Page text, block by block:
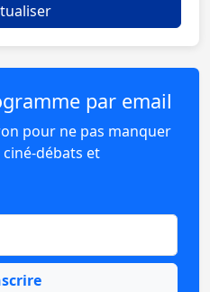
par email
pour ne pas manquer
débats et